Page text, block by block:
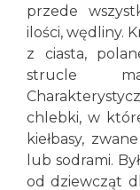
przede
ilości, wędliny.
z ciasta,
strucle
chlebki, w
kiełbasy,
lub sodrami.
od dziewcząt